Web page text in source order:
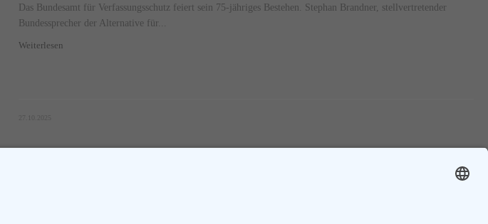
Das Bundesamt für Verfassungsschutz feiert sein 75-jähriges Bestehen. Stephan Brandner, stellvertretender
Bundessprecher der Alternative für...
Weiterlesen